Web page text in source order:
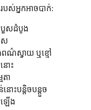
បស់អ្នកអាចបាក់:
បួសដំបូង
ស
ណ៌ស្វាយ ឬខ្មៅ
ោះ
ា
ោះបន្តិចបន្តួច
ើង